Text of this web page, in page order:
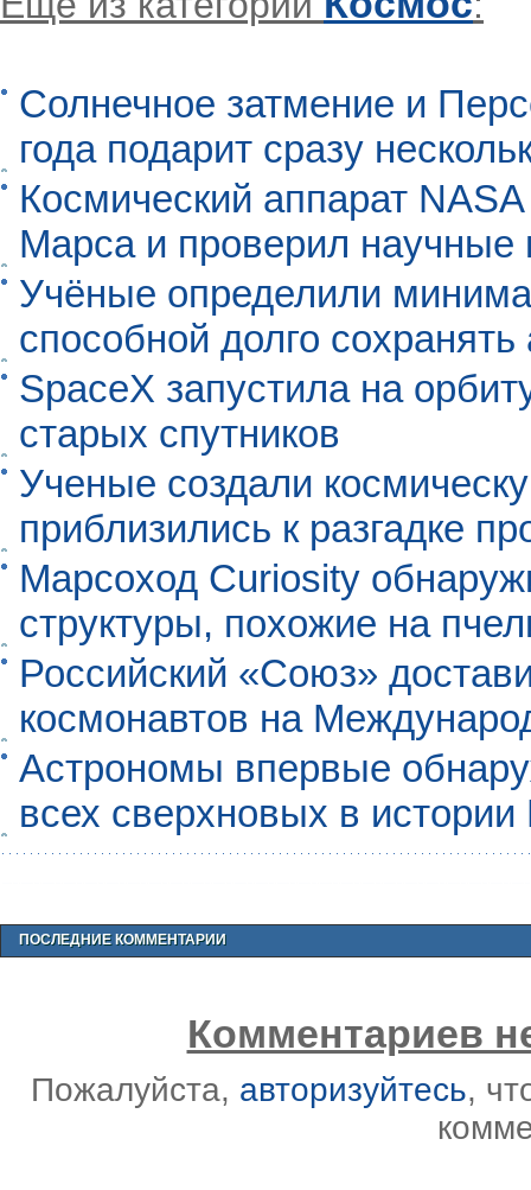
Солнечное затмение и
года подарит сразу
Космический аппарат
Марса и проверил научные
Учёные определили
способной долго
SpaceX запустила на
старых спутников
Ученые создали
приблизились к разгадке
Марсоход Curiosity
структуры, похожие на
Российский «Союз»
космонавтов на
Астрономы впервые
всех сверхновых в
ПОСЛЕДНИЕ КОММЕНТАРИИ
Комментариев
Пожалуйста, авторизуйтесь,